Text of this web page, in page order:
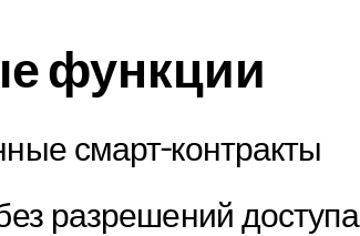
функции
смарт-контракты
разрешений доступа